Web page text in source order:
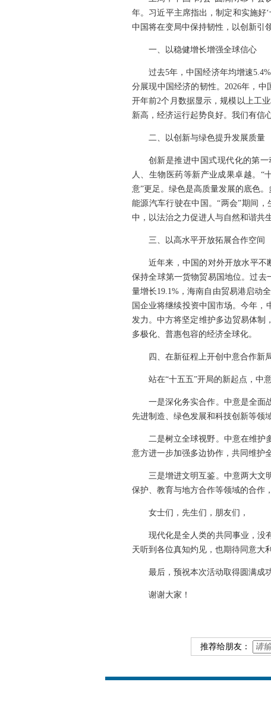
年。习近平主席指出，制定和实施好
中国将在变局中保持韧性，以创新引
一、以稳健增长增强全球信心
过去5年，中国经济年均增速
分展现中国经济的韧性。2026年，
开年前2个月数据显示，规模以上工
新高，经济运行起势良好。我们有信
二、以创新与绿色提升发展质量
创新是推进中国式现代化的第
人、生物医药等新产业成果卓越。“
意”更足。绿色是高质量发展的底色
能源汽车行驶在中国。“两会”期间
中，以法治之力促进人与自然和谐共
三、以高水平开放拓展合作空间
近年来，中国的对外开放水平不
保持全球第一货物贸易国地位。过去
量增长19.1%，海南自由贸易港启动
国企业将继续投资中国市场。今年，
发力。中方将坚定维护多边贸易体制
多极化、普惠包容的经济全球化。
四、在新征程上开创中意合作新
站在“十五五”开局的新起点，中
一是深化务实合作。中意是全面
先进制造、绿色发展和科技创新等领
二是树立全球视野。中意在维护
意方进一步加强多边协作，共同维护
三是增进文明互鉴。中意两大文
保护、教育与地方合作等领域的合作
女士们，先生们，朋友们，
现代化是全人类的共同事业，没
天听到各位真知灼见，也期待同意大
最后，预祝本次活动取得圆满成功
谢谢大家！
推荐给朋友：